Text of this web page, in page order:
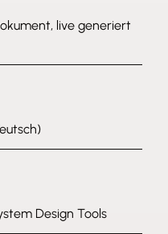
live generiert
Design Tools